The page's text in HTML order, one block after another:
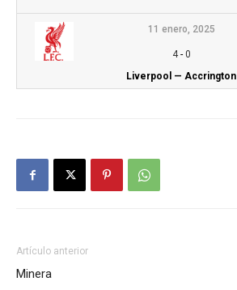
11 enero, 2025
4- 0
Liverpool — Accrington
Artículo anterior
Minera